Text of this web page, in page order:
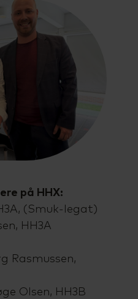
på HHX:
(Smuk-legat)
HH3A
Rasmussen,
Olsen, HH3B
(AVU)